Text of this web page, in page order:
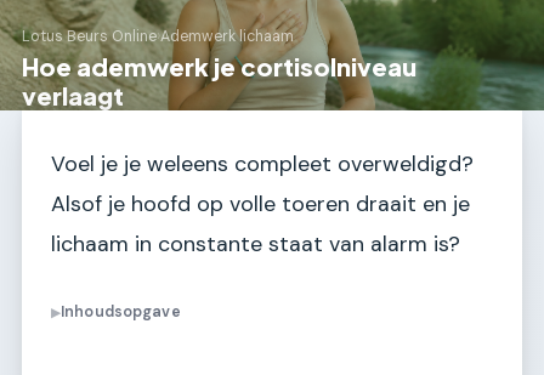
Lotus Beurs Online›Ademwerk lichaam
Hoe ademwerk je cortisolniveau
verlaagt
Voel je je weleens compleet overweldigd?
Alsof je hoofd op volle toeren draait en je
lichaam in constante staat van alarm is?
▶Inhoudsopgave